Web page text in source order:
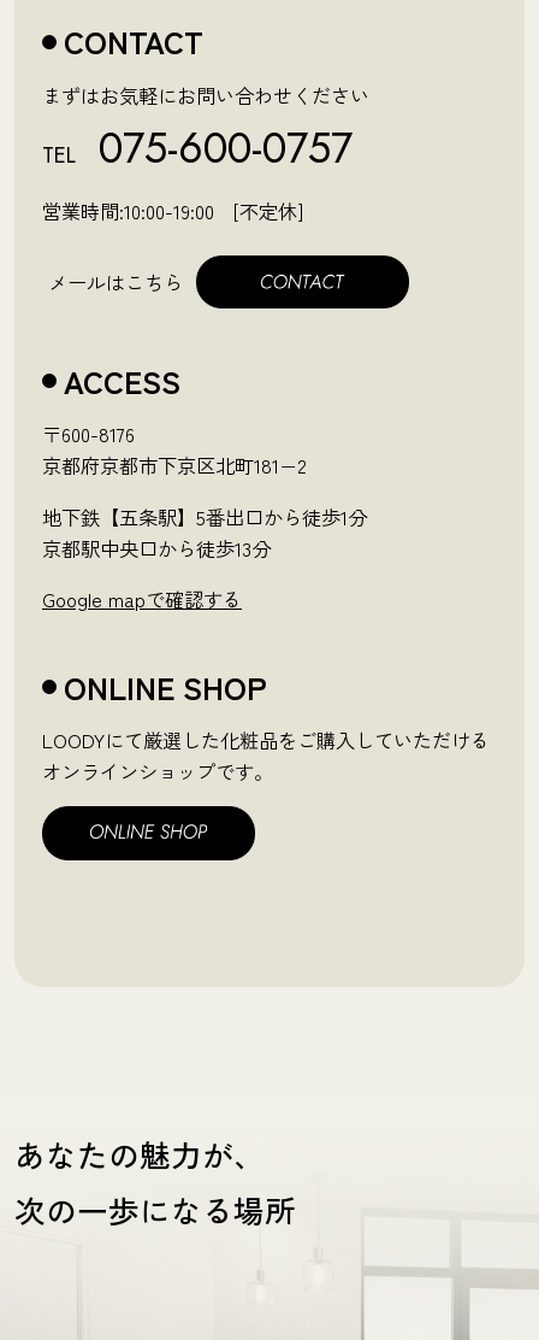
CONTACT
まずはお気軽にお問い合わせください
TEL 075-600-0757
営業時間:10:00-19:00 [不定休]
メールはこちら
ACCESS
〒600-8176
京都府京都市下京区北町181−2
地下鉄【五条駅】5番出口から徒歩1分
京都駅中央口から徒歩13分
Google mapで確認する
ONLINE SHOP
LOODYにて厳選した化粧品をご購入していただける
オンラインショップです。
あなたの魅力が、
次の一歩になる場所